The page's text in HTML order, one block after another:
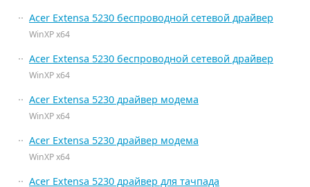
Acer Extensa 5230 беспроводной сетевой драйвер
WinXP x64
Acer Extensa 5230 беспроводной сетевой драйвер
WinXP x64
Acer Extensa 5230 драйвер модема
WinXP x64
Acer Extensa 5230 драйвер модема
WinXP x64
Acer Extensa 5230 драйвер для тачпада